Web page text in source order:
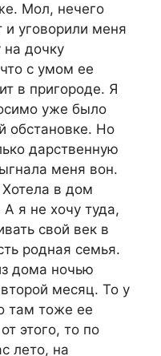
Мол, нечего
и уговорили меня
на дочку
с умом ее
в пригороде. Я
уже было
обстановке. Но
дарственную
меня вон.
в дом
я не хочу туда,
свой век в
родная семья.
дома ночью
месяц. То у
там тоже ее
этого, то по
лето, на